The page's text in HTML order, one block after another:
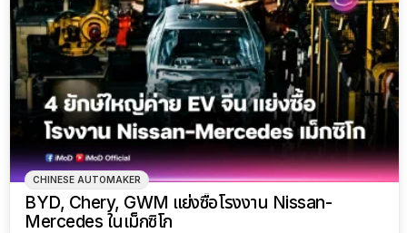
CHINESE AUTOMAKER
BYD, Chery, GWM แย่งซื้อโรงงาน Nissan-
Mercedes ในเม็กซิโก